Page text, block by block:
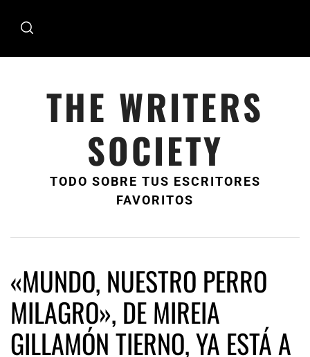
THE WRITERS
SOCIETY
TODO SOBRE TUS ESCRITORES
FAVORITOS
«MUNDO, NUESTRO PERRO
MILAGRO», DE MIREIA
GILLAMÓN TIERNO, YA ESTÁ A